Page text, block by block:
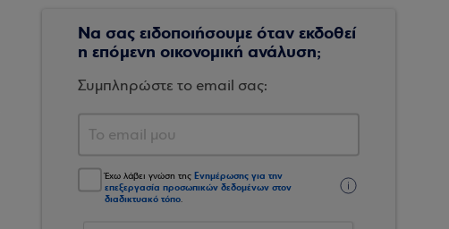
Να σας ειδοποιήσουμε όταν εκδοθεί
η επόμενη οικονομική ανάλυση;
Συμπληρώστε το email σας:
Έχω λάβει γνώση της Ενημέρωσης για την
επεξεργασία προσωπικών δεδομένων στον
διαδικτυακό τόπο.